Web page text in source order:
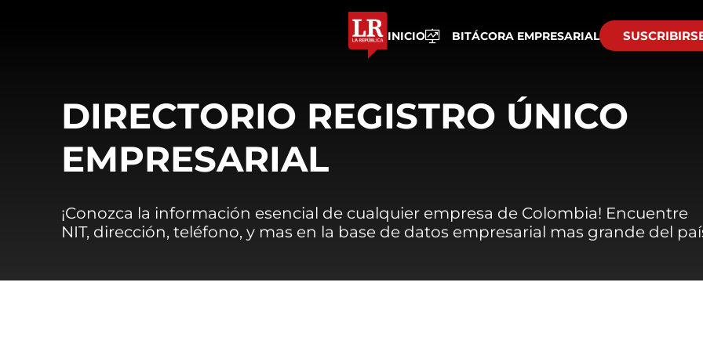
INICIO BITÁCORA EMPRESARIAL
DIRECTORIO REGISTRO ÚNICO
EMPRESARIAL
¡Conozca la información esencial de cualquier empresa de Colombia! Encuentre
NIT, dirección, teléfono, y mas en la base de datos empresarial mas grande del